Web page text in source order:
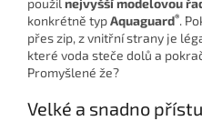
použil nejvyšší modelovou
konkrétně typAquaguard®.
přes zip, z vnitřní strany je
které voda steče dolů a
Promyšlené že?
Velké a snadno